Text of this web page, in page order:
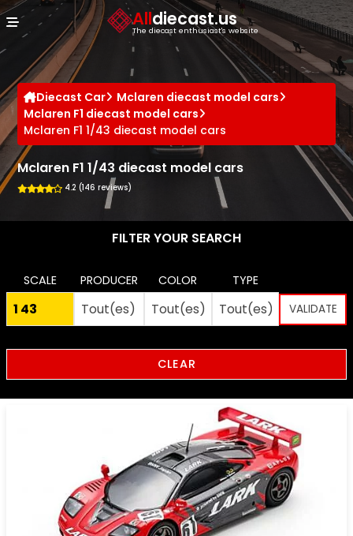
Alldiecast.us
The diecast enthusiast's website
Diecast Car
Mclaren diecast model cars
Mclaren F1 diecast model cars
Mclaren F1 1/43 diecast model cars
Mclaren F1 1/43 diecast model cars
4.2 (146 reviews)
FILTER YOUR SEARCH
SCALE PRODUCER COLOR TYPE
CLEAR
Cookies management panel